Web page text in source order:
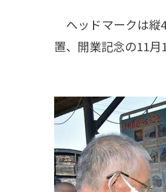
ヘッドマークは縦
置、開業記念の11月